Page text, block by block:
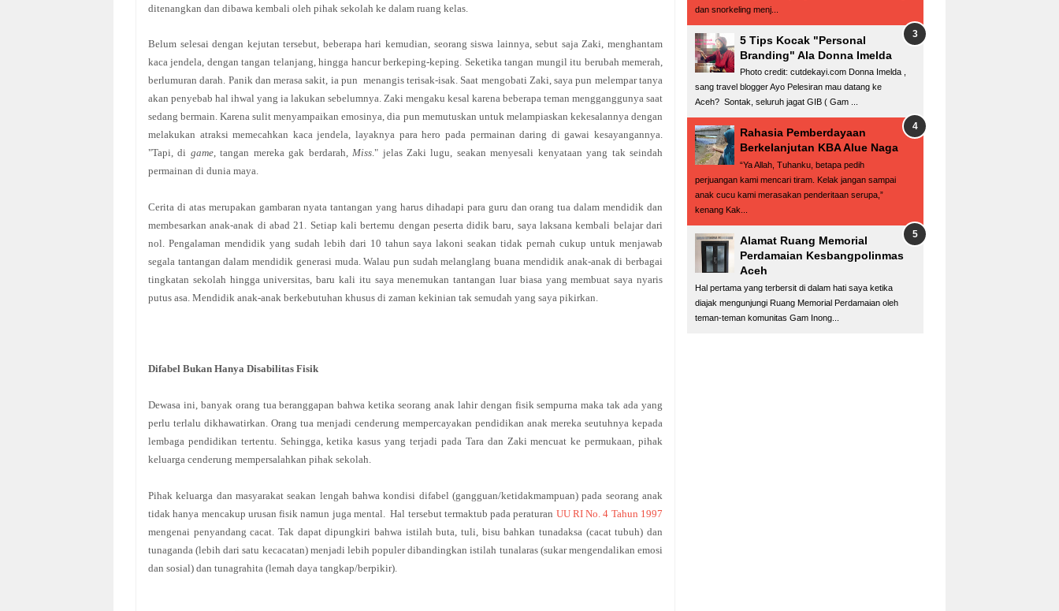
ditenangkan dan dibawa kembali oleh pihak sekolah ke dalam ruang kelas.
Belum selesai dengan kejutan tersebut, beberapa hari kemudian, seorang siswa lainnya, sebut saja Zaki, menghantam
kaca jendela, dengan tangan telanjang, hingga hancur berkeping-keping. Seketika tangan mungil itu berubah memerah,
berlumuran darah. Panik dan merasa sakit, ia pun menangis terisak-isak. Saat mengobati Zaki, saya pun melempar tanya
akan penyebab hal ihwal yang ia lakukan sebelumnya. Zaki mengaku kesal karena beberapa teman mengganggunya saat
sedang bermain. Karena sulit menyampaikan emosinya, dia pun memutuskan untuk melampiaskan kekesalannya dengan
melakukan atraksi memecahkan kaca jendela, layaknya para hero pada permainan daring di gawai kesayangannya.
"Tapi, di game, tangan mereka gak berdarah,Miss." jelas Zaki lugu, seakan menyesali kenyataan yang tak seindah
permainan di dunia maya.
Cerita di atas merupakan gambaran nyata tantangan yang harus dihadapi para guru dan orang tua dalam mendidik dan
membesarkan anak-anak di abad 21. Setiap kali bertemu dengan peserta didik baru, saya laksana kembali belajar dari
nol. Pengalaman mendidik yang sudah lebih dari 10 tahun saya lakoni seakan tidak pernah cukup untuk menjawab
segala tantangan dalam mendidik generasi muda. Walau pun sudah melanglang buana mendidik anak-anak di berbagai
tingkatan sekolah hingga universitas, baru kali itu saya menemukan tantangan luar biasa yang membuat saya nyaris
putus asa. Mendidik anak-anak berkebutuhan khusus di zaman kekinian tak semudah yang saya pikirkan.
Difabel Bukan Hanya Disabilitas Fisik
Dewasa ini, banyak orang tua beranggapan bahwa ketika seorang anak lahir dengan fisik sempurna maka tak ada yang
perlu terlalu dikhawatirkan. Orang tua menjadi cenderung mempercayakan pendidikan anak mereka seutuhnya kepada
lembaga pendidikan tertentu. Sehingga, ketika kasus yang terjadi pada Tara dan Zaki mencuat ke permukaan, pihak
keluarga cenderung mempersalahkan pihak sekolah.
Pihak keluarga dan masyarakat seakan lengah bahwakondisi difabel (gangguan/ketidakmampuan) pada seorang anak
tidak hanya mencakup urusan fisik namun juga mental. Hal tersebut termaktub pada peraturan UU RI No. 4 Tahun 1997
mengenai penyandang cacat. Tak dapat dipungkiri bahwa istilah buta, tuli, bisu bahkan tunadaksa (cacat tubuh) dan
tunaganda (lebih dari satu kecacatan) menjadi lebih populer dibandingkan istilah tunalaras (sukar mengendalikan emosi
dan sosial) dan tunagrahita (lemah daya tangkap/berpikir).
dan snorkeling menj...
5 Tips Kocak "Personal
Branding" Ala Donna Imelda
Photo credit: cutdekayi.com Donna Imelda ,
sang travel blogger Ayo Pelesiran mau datang ke
Aceh? Sontak, seluruh jagat GIB ( Gam ...
Rahasia Pemberdayaan
Berkelanjutan KBA Alue Naga
“Ya Allah, Tuhanku, betapa pedih
perjuangan kami mencari tiram. Kelak jangan sampai
anak cucu kami merasakan penderitaan serupa,”
kenang Kak...
Alamat Ruang Memorial
Perdamaian Kesbangpolinmas
Aceh
Hal pertama yang terbersit di dalam hati saya ketika
diajak mengunjungi Ruang Memorial Perdamaian oleh
teman-teman komunitas Gam Inong...